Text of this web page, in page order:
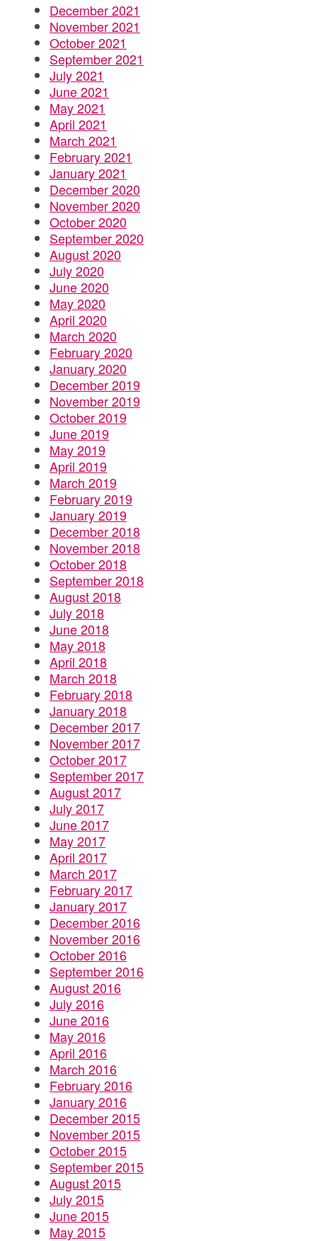
December 2021
November 2021
October 2021
September 2021
July 2021
June 2021
May 2021
April 2021
March 2021
February 2021
January 2021
December 2020
November 2020
October 2020
September 2020
August 2020
July 2020
June 2020
May 2020
April 2020
March 2020
February 2020
January 2020
December 2019
November 2019
October 2019
June 2019
May 2019
April 2019
March 2019
February 2019
January 2019
December 2018
November 2018
October 2018
September 2018
August 2018
July 2018
June 2018
May 2018
April 2018
March 2018
February 2018
January 2018
December 2017
November 2017
October 2017
September 2017
August 2017
July 2017
June 2017
May 2017
April 2017
March 2017
February 2017
January 2017
December 2016
November 2016
October 2016
September 2016
August 2016
July 2016
June 2016
May 2016
April 2016
March 2016
February 2016
January 2016
December 2015
November 2015
October 2015
September 2015
August 2015
July 2015
June 2015
May 2015